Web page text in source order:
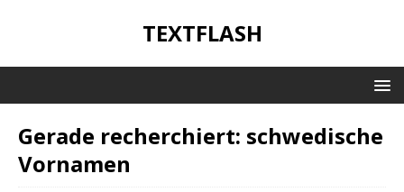
TEXTFLASH
Gerade recherchiert: schwedische
Vornamen